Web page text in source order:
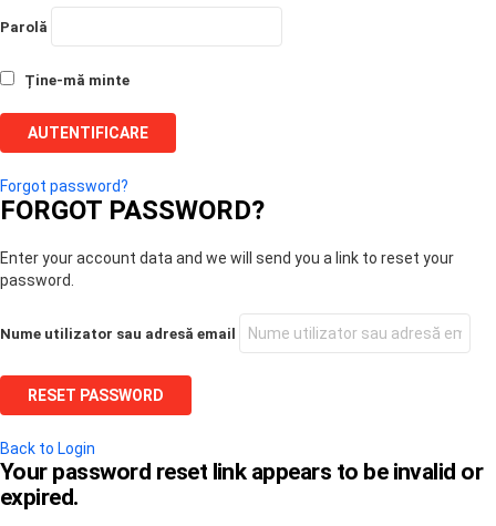
Parolă
Ține-mă minte
Forgot password?
FORGOT PASSWORD?
Enter your account data and we will send you a link to reset your
password.
Nume utilizator sau adresă email
Back to Login
Your password reset link appears to be invalid or
expired.